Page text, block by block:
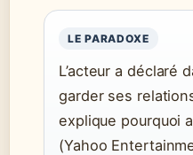
LE PARADOXE
L’acteur a déclaré
garder ses
explique pourquoi
(Yahoo